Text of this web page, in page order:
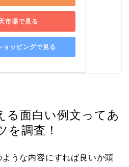
市場で見る
ッピングで見る
る面白い例文ってあ
を調査！
うな内容にすれば良いか頭